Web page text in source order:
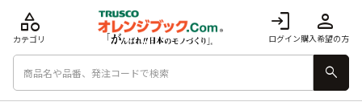
login
ログイン
person
購入希望の方
category
カテゴリ
search